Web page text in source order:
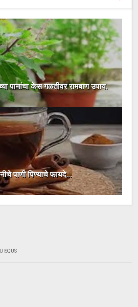
पानांचा केस गळतीवर रामबाण उपाय.
पाणी पिण्याचे फायदे...
DISQUS